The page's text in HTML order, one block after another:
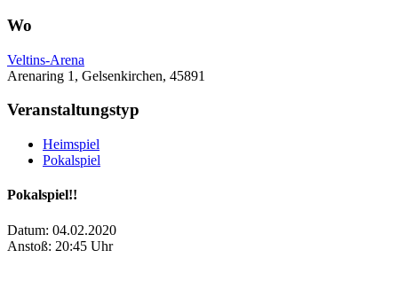
Wo
Veltins-Arena
Arenaring 1, Gelsenkirchen, 45891
Veranstaltungstyp
Heimspiel
Pokalspiel
Pokalspiel!!
Datum: 04.02.2020
Anstoß: 20:45 Uhr